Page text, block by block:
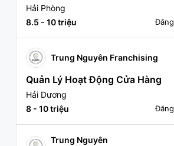
Hải Phòng
8.5 - 10 triệu
Đăng
Trung Nguyên Franchising
Quản Lý Hoạt Động Cửa Hàng
Hải Dương
8 - 10 triệu
Đăng
Trung Nguyên